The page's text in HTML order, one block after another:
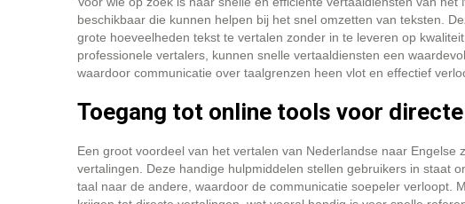
beschikbaar die kunnen helpen bij het snel omzetten van teksten.
grote hoeveelheden tekst te vertalen zonder in te leveren op
professionele vertalers, kunnen snelle vertaaldiensten een
waardoor communicatie over taalgrenzen heen vlot en effectief
Toegang tot online tools voor
Een groot voordeel van het vertalen van Nederlandse naar Engelse
vertalingen. Deze handige hulpmiddelen stellen gebruikers in staat
taal naar de andere, waardoor de communicatie soepeler verloopt.